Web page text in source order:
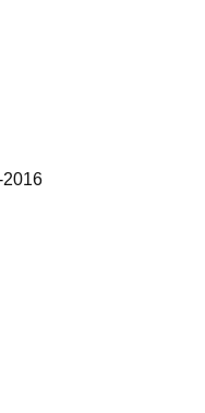
2016